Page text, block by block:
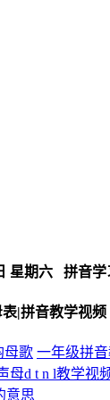
星期六 拼音学
|拼音教学视频
母歌 一年级拼
意思